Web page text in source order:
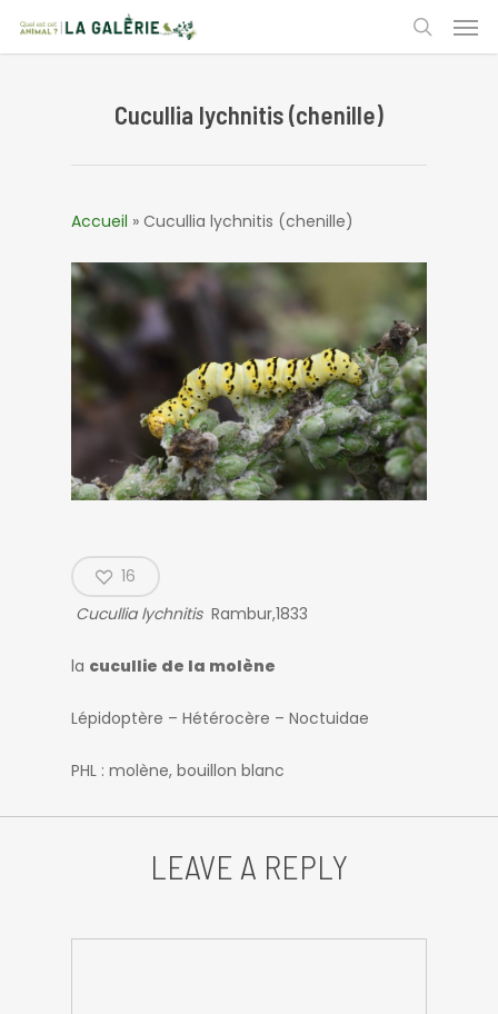
main
search
Cucullia lychnitis (chenille)
Accueil » Cucullia lychnitis (chenille)
16
Cucullia lychnitis Rambur,1833
la cucullie de la molène
Lépidoptère – Hétérocère – Noctuidae
PHL : molène, bouillon blanc
LEAVE A REPLY